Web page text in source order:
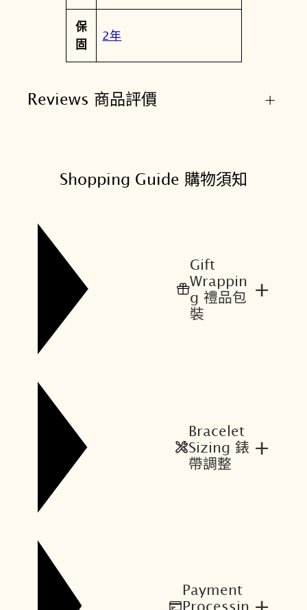
保
固
2年
Reviews 商品評價 +
Shopping Guide 購物須知
Gift
Wrappin
g 禮品包
裝
+
Bracelet
Sizing 錶
帶調整
+
Payment
Processin